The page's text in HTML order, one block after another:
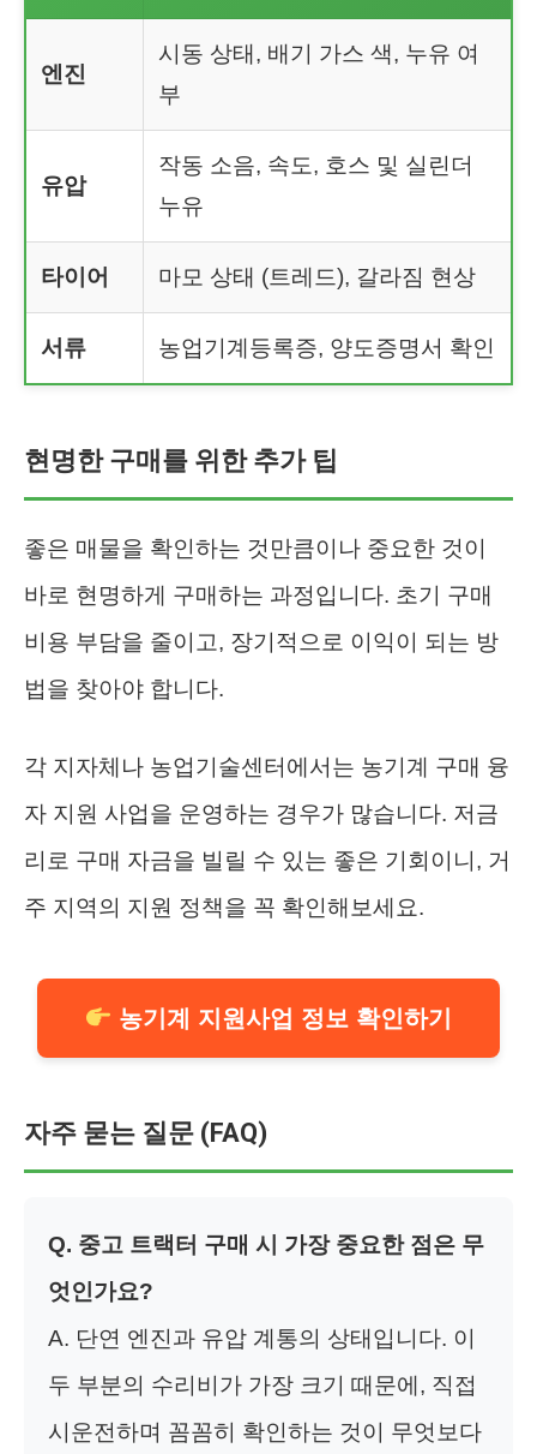
엔진
시동 상태, 배기 가스 색, 누유 여
부
유압
작동 소음, 속도, 호스 및 실린더
누유
타이어 마모 상태 (트레드), 갈라짐 현상
서류 농업기계등록증, 양도증명서 확인
현명한 구매를 위한 추가 팁
좋은 매물을 확인하는 것만큼이나 중요한 것이
바로 현명하게 구매하는 과정입니다. 초기 구매
비용 부담을 줄이고, 장기적으로 이익이 되는 방
법을 찾아야 합니다.
각 지자체나 농업기술센터에서는 농기계 구매 융
자 지원 사업을 운영하는 경우가 많습니다. 저금
리로 구매 자금을 빌릴 수 있는 좋은 기회이니, 거
주 지역의 지원 정책을 꼭 확인해보세요.
농기계 지원사업 정보 확인하기
자주 묻는 질문 (FAQ)
Q. 중고 트랙터 구매 시 가장 중요한 점은 무
엇인가요?
A. 단연 엔진과 유압 계통의 상태입니다. 이
두 부분의 수리비가 가장 크기 때문에, 직접
시운전하며 꼼꼼히 확인하는 것이 무엇보다